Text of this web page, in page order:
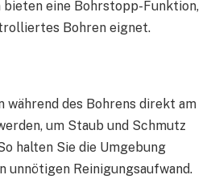
bieten eine Bohrstopp-Funktion,
Bohren eignet.
während des Bohrens direkt am
um Staub und Schmutz
halten Sie die Umgebung
unnötigen Reinigungsaufwand.